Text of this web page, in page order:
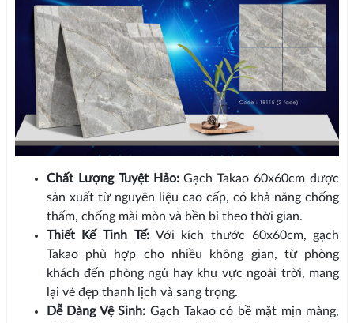
Chất Lượng Tuyệt Hảo:Gạch Takao 60x60cm được
sản xuất từ nguyên liệu cao cấp, có khả năng chống
thấm, chống mài mòn và bền bỉ theo thời gian.
Thiết Kế Tinh Tế:Với kích thước 60x60cm, gạch
Takao phù hợp cho nhiều không gian, từ phòng
khách đến phòng ngủ hay khu vực ngoài trời, mang
lại vẻ đẹp thanh lịch và sang trọng.
Dễ Dàng Vệ Sinh: Gạch Takao có bề mặt mịn màng,